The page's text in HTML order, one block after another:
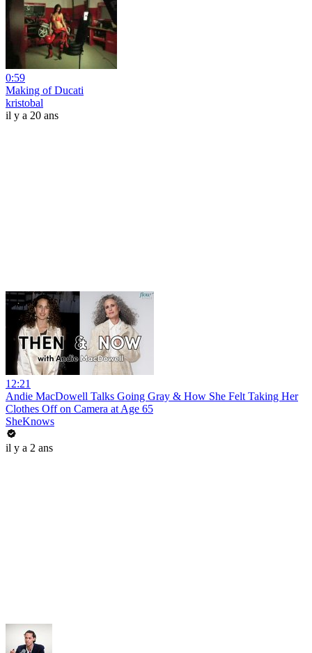
0:59
Making of Ducati
kristobal
il y a 20 ans
12:21
Andie MacDowell Talks Going Gray & How She Felt Taking Her
Clothes Off on Camera at Age 65
SheKnows
il y a 2 ans